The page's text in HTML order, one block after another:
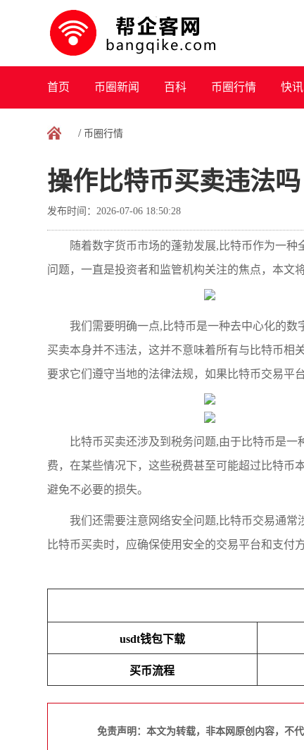
首页 币圈新闻 百科 币圈行情 快讯
/ 币圈行情
操作比特币买卖违法吗
发布时间：2026-07-06 18:50:28
随着数字货币市场的蓬勃发展,比特币作为一
问题，一直是投资者和监管机构关注的焦点，本文
我们需要明确一点,比特币是一种去中心化的
买卖本身并不违法，这并不意味着所有与比特币相
要求它们遵守当地的法律法规，如果比特币交易平
比特币买卖还涉及到税务问题,由于比特币是
费，在某些情况下，这些税费甚至可能超过比特币
避免不必要的损失。
我们还需要注意网络安全问题,比特币交易通
比特币买卖时，应确保使用安全的交易平台和支付
usdt钱包下载
买币流程
免责声明：本文为转载，非本网原创内容，不